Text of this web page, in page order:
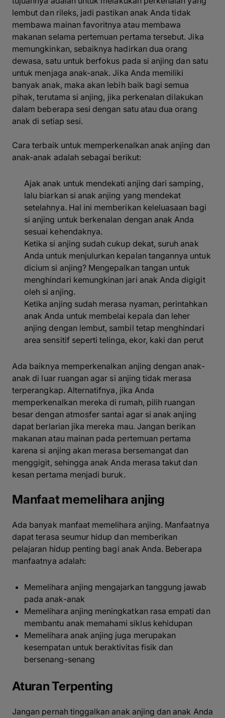
lembut dan rileks, jadi pastikan anak Anda tidak
membawa mainan favoritnya atau membawa
makanan selama pertemuan pertama tersebut. Jika
memungkinkan, sebaiknya hadirkan dua orang
dewasa, satu untuk berfokus pada si anjing dan satu
untuk menjaga anak-anak. Jika Anda memiliki
banyak anak, maka akan lebih baik bagi semua
pihak, terutama si anjing, jika perkenalan dilakukan
dalam beberapa sesi dengan satu atau dua orang
anak di setiap sesi.
Cara terbaik untuk memperkenalkan anak anjing dan
anak-anak adalah sebagai berikut:
Ajak anak untuk mendekati anjing dari samping,
lalu biarkan si anak anjing yang mendekat
setelahnya. Hal ini memberikan keleluasaan bagi
si anjing untuk berkenalan dengan anak Anda
sesuai kehendaknya.
Ketika si anjing sudah cukup dekat, suruh anak
Anda untuk menjulurkan kepalan tangannya untuk
dicium si anjing? Mengepalkan tangan untuk
menghindari kemungkinan jari anak Anda digigit
oleh si anjing.
Ketika anjing sudah merasa nyaman, perintahkan
anak Anda untuk membelai kepala dan leher
anjing dengan lembut, sambil tetap menghindari
area sensitif seperti telinga, ekor, kaki dan perut
Ada baiknya memperkenalkan anjing dengan anak-
anak di luar ruangan agar si anjing tidak merasa
terperangkap. Alternatifnya, jika Anda
memperkenalkan mereka di rumah, pilih ruangan
besar dengan atmosfer santai agar si anak anjing
dapat berlarian jika mereka mau. Jangan berikan
makanan atau mainan pada pertemuan pertama
karena si anjing akan merasa bersemangat dan
menggigit, sehingga anak Anda merasa takut dan
kesan pertama menjadi buruk.
Manfaat memelihara anjing
Ada banyak manfaat memelihara anjing. Manfaatnya
dapat terasa seumur hidup dan memberikan
pelajaran hidup penting bagi anak Anda. Beberapa
manfaatnya adalah:
Memelihara anjing mengajarkan tanggung jawab
pada anak-anak
Memelihara anjing meningkatkan rasa empati dan
membantu anak memahami siklus kehidupan
Memelihara anak anjing juga merupakan
kesempatan untuk beraktivitas fisik dan
bersenang-senang
Aturan Terpenting
Jangan pernah tinggalkan anak anjing dan anak Anda